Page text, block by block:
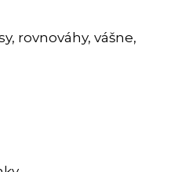
rovnováhy, vášne,